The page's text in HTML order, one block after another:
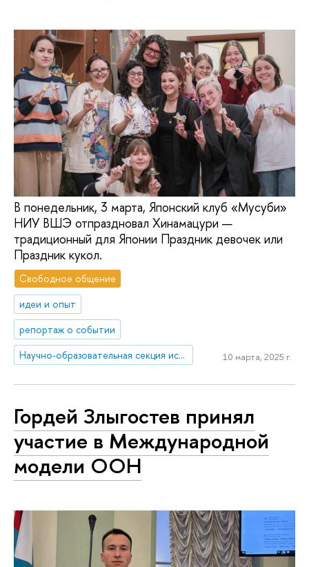
В понедельник, 3 марта, Японский клуб «Мусуби»
НИУ ВШЭ отпраздновал Хинамацури —
традиционный для Японии Праздник девочек или
Праздник кукол.
Свободное общение
идеи и опыт
репортаж о событии
Научно-образовательная секция исследований Японии
10 марта, 2025 г.
Гордей Злыгостев принял
участие в Международной
модели ООН